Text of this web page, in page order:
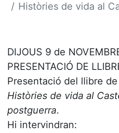
Històries de vida al Castelló
DIJOUS 9 de
PRESENTACIÓ DE
Presentació del llibre
Històries de vida al
postguerra.
Hi intervindran: